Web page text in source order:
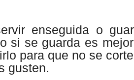
enseguida o
si se guarda es
para que no se
gusten.